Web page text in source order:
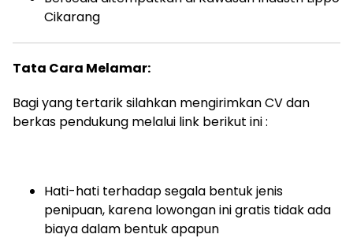
Cikarang
Tata Cara Melamar:
Bagi yang tertarik silahkan mengirimkan CV dan
berkas pendukung melalui link berikut ini :
Hati-hati terhadap segala bentuk jenis
penipuan, karena lowongan ini gratis tidak ada
biaya dalam bentuk apapun